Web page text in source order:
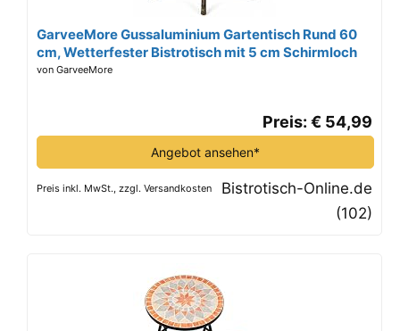
GarveeMore Gussaluminium Gartentisch Rund 60
cm, Wetterfester Bistrotisch mit 5 cm Schirmloch
für 2 Personen, Aluminiumguss Tisch Antik Bronze,
von GarveeMore
Preis: € 54,99
Angebot ansehen*
Preis inkl. MwSt., zzgl. Versandkosten
Bistrotisch-Online.de
(102)